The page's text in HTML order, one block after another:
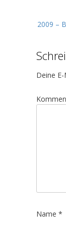
e
t
r
g
g
t
2009 –
Deine
Name *